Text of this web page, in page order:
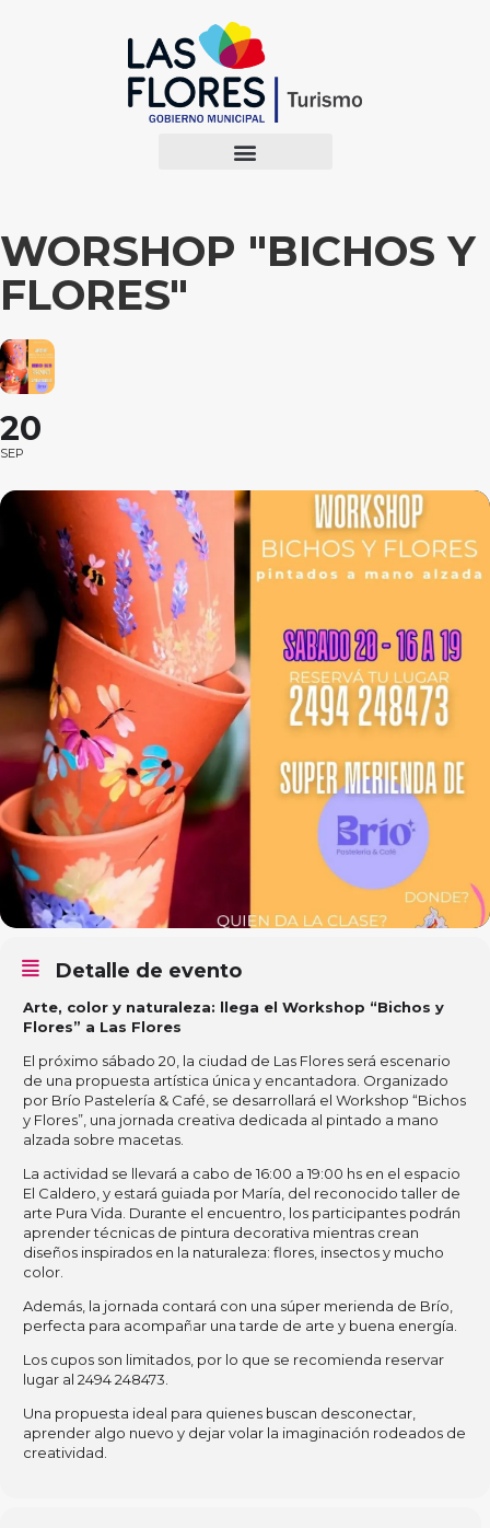
WORSHOP "BICHOS Y
FLORES"
20
SEP
Detalle de evento
Arte, color y naturaleza: llega el Workshop “Bichos y
Flores” a Las Flores
El próximo sábado 20, la ciudad de Las Flores será escenario
de una propuesta artística única y encantadora. Organizado
por Brío Pastelería & Café, se desarrollará el Workshop “Bichos
y Flores”, una jornada creativa dedicada al pintado a mano
alzada sobre macetas.
La actividad se llevará a cabo de 16:00 a 19:00 hs en el espacio
El Caldero, y estará guiada por María, del reconocido taller de
arte Pura Vida. Durante el encuentro, los participantes podrán
aprender técnicas de pintura decorativa mientras crean
diseños inspirados en la naturaleza: flores, insectos y mucho
color.
Además, la jornada contará con una súper merienda de Brío,
perfecta para acompañar una tarde de arte y buena energía.
Los cupos son limitados, por lo que se recomienda reservar
lugar al 2494 248473.
Una propuesta ideal para quienes buscan desconectar,
aprender algo nuevo y dejar volar la imaginación rodeados de
creatividad.